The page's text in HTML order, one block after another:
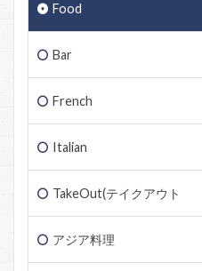
Food
Bar
French
Italian
TakeOut(テイクアウト
アジア料理